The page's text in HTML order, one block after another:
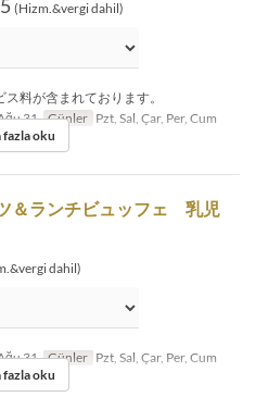
(Hizm.&vergi dahil)
料が含まれております。
31 Günler Pzt, Sal, Çar, Per, Cum
fazla oku
＆ランチビュッフェ 乳児
dahil)
31 Günler Pzt, Sal, Çar, Per, Cum
fazla oku